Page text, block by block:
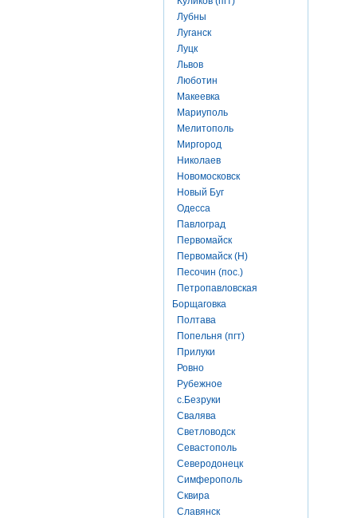
Лубны
Луганск
Луцк
Львов
Люботин
Макеевка
Мариуполь
Мелитополь
Миргород
Николаев
Новомосковск
Новый Буг
Одесса
Павлоград
Первомайск
Первомайск (Н)
Песочин (пос.)
Петропавловская
Борщаговка
Полтава
Попельня (пгт)
Прилуки
Ровно
Рубежное
с.Безруки
Свалява
Светловодск
Севастополь
Северодонецк
Симферополь
Сквира
Славянск